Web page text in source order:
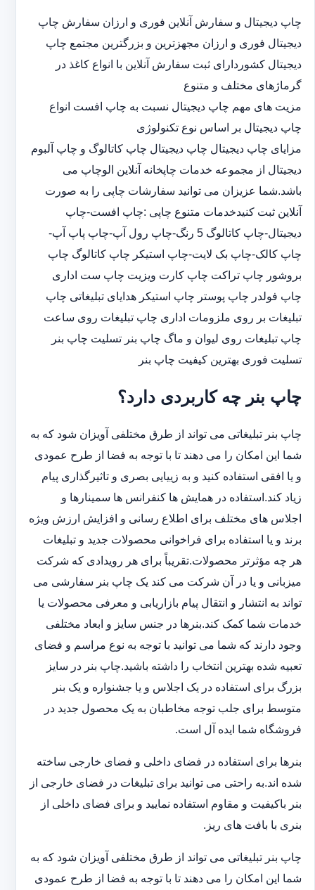
چاپ دیجیتال و سفارش آنلاین فوری و ارزان سفارش چاپ
دیجیتال فوری و ارزان مجهزترین و بزرگترین مجتمع چاپ
دیجیتال کشوردارای ثبت سفارش آنلاین با انواع کاغذ در
گرماژهای مختلف و متنوع
مزیت های مهم چاپ دیجیتال نسبت به چاپ افست انواع
چاپ دیجیتال بر اساس نوع تکنولوژی
مزایای چاپ دیجیتال چاپ دیجیتال چاپ کاتالوگ و چاپ آلبوم
دیجیتال از مجموعه خدمات چاپخانه آنلاین الوچاپ می
باشد.شما عزیزان می توانید سفارشات چاپی را به صورت
آنلاین ثبت کنیدخدمات متنوع چاپی :چاپ افست-چاپ
دیجیتال-چاپ کاتالوگ 5 رنگ-چاپ رول آپ-چاپ پاپ آپ-
چاپ کالک-چاپ بک لایت-چاپ استیکر چاپ کاتالوگ چاپ
بروشور چاپ تراکت چاپ کارت ویزیت چاپ ست اداری
چاپ فولدر چاپ پوستر چاپ استیکر هدایای تبلیغاتی چاپ
تبلیغات بر روی ملزومات اداری چاپ تبلیغات روی ساعت
چاپ تبلیغات روی لیوان و ماگ چاپ بنر تسلیت چاپ بنر
تسلیت فوری بهترین کیفیت چاپ بنر
چاپ بنر چه کاربردی دارد؟
چاپ بنر تبلیغاتی می تواند از طرق مختلفی آویزان شود که به
شما این امکان را می دهند تا با توجه به فضا از طرح عمودی
و یا افقی استفاده کنید و به زییایی بصری و تاثیرگذاری پیام
زیاد کند.استفاده در همایش ها کنفرانس ها سمینارها و
اجلاس های مختلف برای اطلاع رسانی و افزایش ارزش ویژه
برند و یا استفاده برای فراخوانی محصولات جدید و تبلیغات
هر چه مؤثرتر محصولات.تقریباً برای هر رویدادی که شرکت
میزبانی و یا در آن شرکت می کند یک چاپ بنر سفارشی می
تواند به انتشار و انتقال پیام بازاریابی و معرفی محصولات یا
خدمات شما کمک کند.بنرها در جنس سایز و ابعاد مختلفی
وجود دارند که شما می توانید با توجه به نوع مراسم و فضای
تعبیه شده بهترین انتخاب را داشته باشید.چاپ بنر در سایز
بزرگ برای استفاده در یک اجلاس و یا جشنواره و یک بنر
متوسط برای جلب توجه مخاطبان به یک محصول جدید در
فروشگاه شما ایده آل است.
بنرها برای استفاده در فضای داخلی و فضای خارجی ساخته
شده اند.به راحتی می توانید برای تبلیغات در فضای خارجی از
بنر باکیفیت و مقاوم استفاده نمایید و برای فضای داخلی از
بنری با بافت های ریز.
چاپ بنر تبلیغاتی می تواند از طرق مختلفی آویزان شود که به
شما این امکان را می دهند تا با توجه به فضا از طرح عمودی